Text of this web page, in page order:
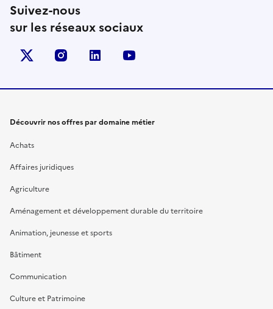
Suivez-nous
sur les réseaux sociaux
X (anciennement Twitter)
instagramlinkedin
Découvrir nos offres par domaine métier
Achats
Affaires juridiques
Agriculture
Aménagement et développement durable du territoire
Animation, jeunesse et sports
Bâtiment
Communication
Culture et Patrimoine